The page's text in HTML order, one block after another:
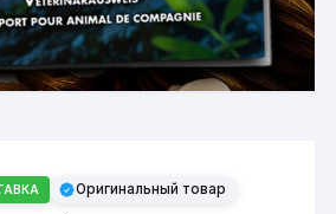
Оригинальный товар